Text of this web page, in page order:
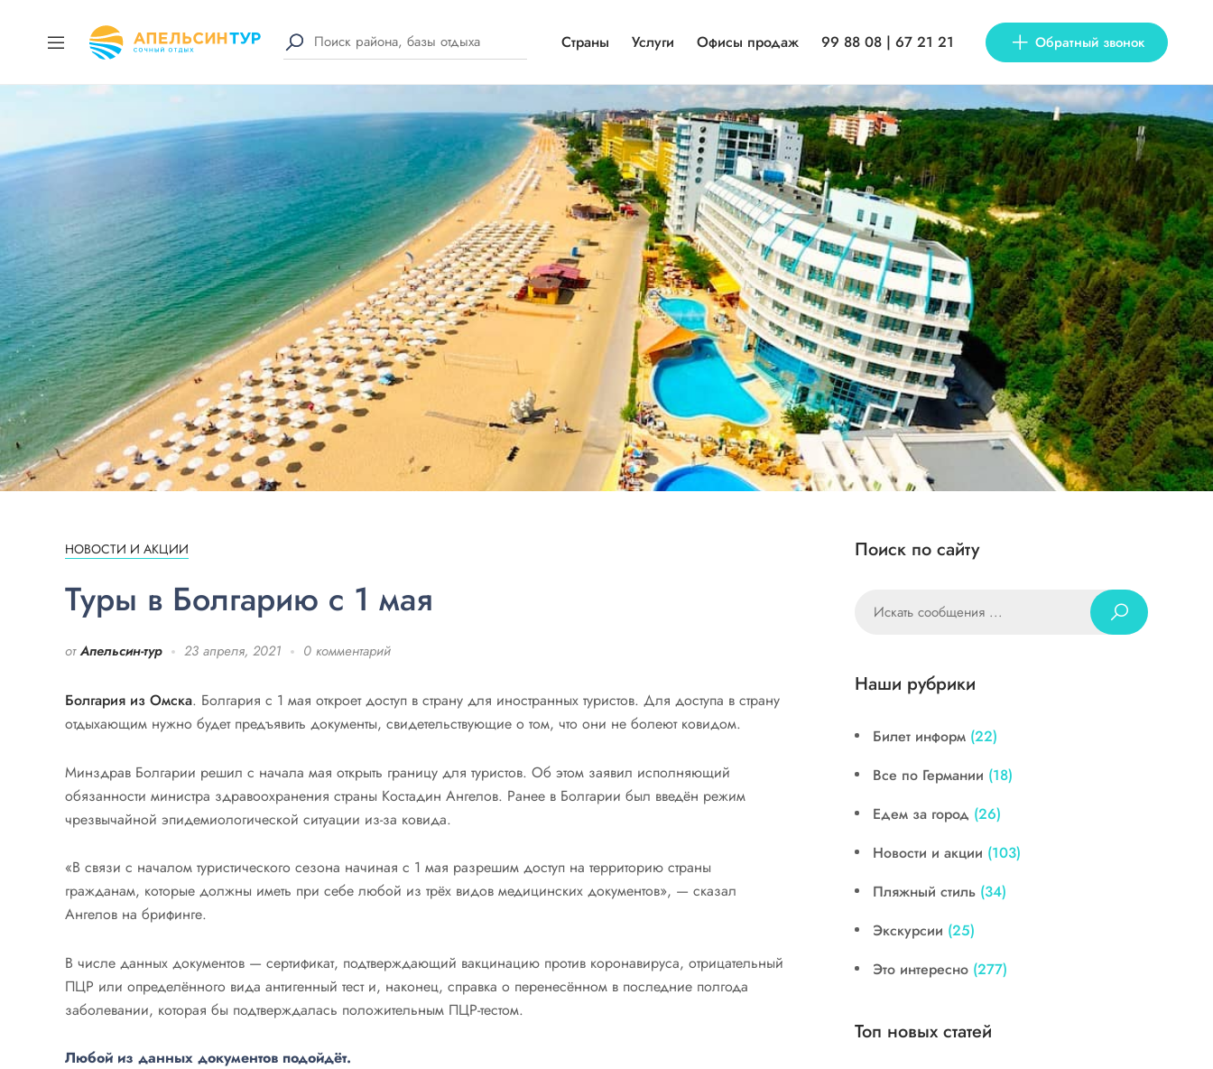
Страны Услуги Офисы продаж 99 88 08 | 67 21 21 Обратный звонок
НОВОСТИ И АКЦИИ
Туры в Болгарию с 1 мая
от Апельсин-тур 23 апреля, 2021 0 комментарий
Болгария из Омска. Болгария с 1 мая откроет доступ в страну для иностранных туристов. Для доступа в страну
отдыхающим нужно будет предъявить документы, свидетельствующие о том, что они не болеют ковидом.
Минздрав Болгарии решил с начала мая открыть границу для туристов. Об этом заявил исполняющий
обязанности министра здравоохранения страны Костадин Ангелов. Ранее в Болгарии был введён режим
чрезвычайной эпидемиологической ситуации из-за ковида.
«В связи с началом туристического сезона начиная с 1 мая разрешим доступ на территорию страны
гражданам, которые должны иметь при себе любой из трёх видов медицинских документов», — сказал
Ангелов на брифинге.
В числе данных документов — сертификат, подтверждающий вакцинацию против коронавируса, отрицательный
ПЦР или определённого вида антигенный тест и, наконец, справка о перенесённом в последние полгода
заболевании, которая бы подтверждалась положительным ПЦР-тестом.
Любой из данных документов подойдёт.
Поиск по сайту
Наши рубрики
Билет информ (22)
Все по Германии (18)
Едем за город (26)
Новости и акции (103)
Пляжный стиль (34)
Экскурсии (25)
Это интересно (277)
Топ новых статей